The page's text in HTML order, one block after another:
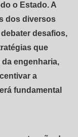
o Estado. A
dos diversos
desafios,
que
engenharia,
a
fundamental